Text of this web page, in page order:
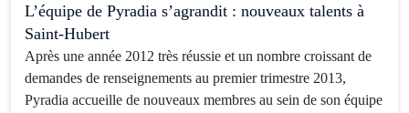
L’équipe de Pyradia s’agrandit : nouveaux talents à
Saint-Hubert
Après une année 2012 très réussie et un nombre croissant de
demandes de renseignements au premier trimestre 2013,
Pyradia accueille de nouveaux membres au sein de son équipe